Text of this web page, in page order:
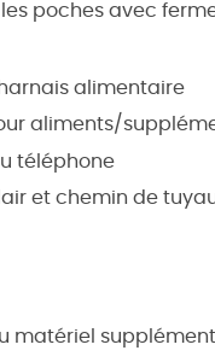
poches avec
alimentaire
aliments/
téléphone
et chemin de
matériel